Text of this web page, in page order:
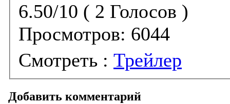
6.50/10 ( 2 Голосов )
Просмотров: 6044
Смотреть : Трейлер
Добавить комментарий